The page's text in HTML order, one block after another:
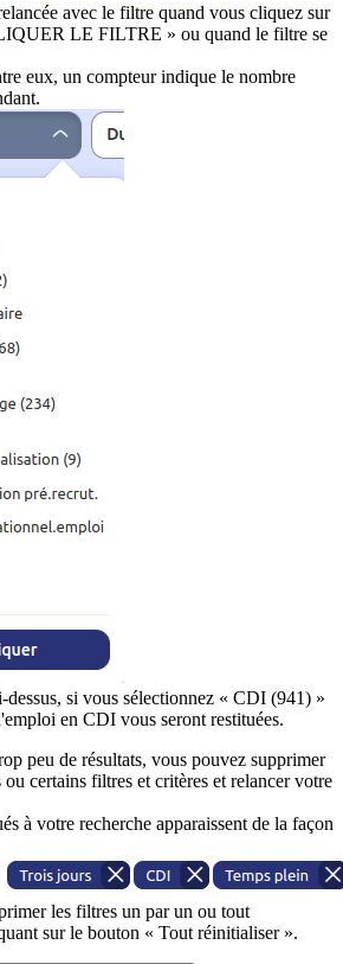
avec le filtre quand vous cliquez sur
LE FILTRE » ou quand le filtre se
eux, un compteur indique le nombre
dessus, si vous sélectionnez « CDI (941) »
en CDI vous seront restituées.
peu de résultats, vous pouvez supprimer
ou certains filtres et critères et relancer votre
à votre recherche apparaissent de la façon
les filtres un par un ou tout
sur le bouton « Tout réinitialiser ».